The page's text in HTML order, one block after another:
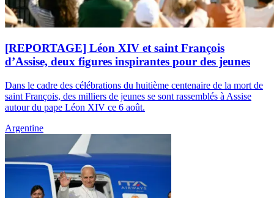
[REPORTAGE] Léon XIV et saint François
d’Assise, deux figures inspirantes pour des jeunes
Dans le cadre des célébrations du huitième centenaire de la mort de
saint François, des milliers de jeunes se sont rassemblés à Assise
autour du pape Léon XIV ce 6 août.
Argentine